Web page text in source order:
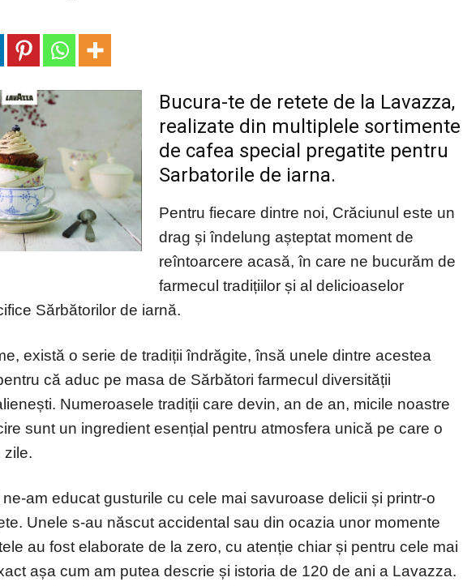
Bucura-te de retete de la Lavazza,
realizate din multiplele sortimente
de cafea special pregatite pentru
Sarbatorile de iarna.
Pentru fiecare dintre noi, Crăciunul este un
drag și îndelung așteptat moment de
reîntoarcere acasă, în care ne bucurăm de
farmecul tradițiilor și al delicioaselor
Sărbătorilor de iarnă.
există o serie de tradiții îndrăgite, însă unele dintre acestea
că aduc pe masa de Sărbători farmecul diversității
Numeroasele tradiții care devin, an de an, micile noastre
sunt un ingredient esențial pentru atmosfera unică pe care o
zile.
am educat gusturile cu cele mai savuroase delicii și printr-o
Unele s-au născut accidental sau din ocazia unor momente
au fost elaborate de la zero, cu atenție chiar și pentru cele mai
așa cum am putea descrie și istoria de 120 de ani a Lavazza.